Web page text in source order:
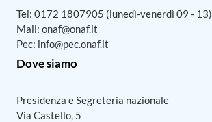
Tel: 0172 1807905 (lunedì-venerdì 09 - 13)
Mail: onaf@onaf.it
Pec: info@pec.onaf.it
Dove siamo
Presidenza e Segreteria nazionale
Via Castello, 5